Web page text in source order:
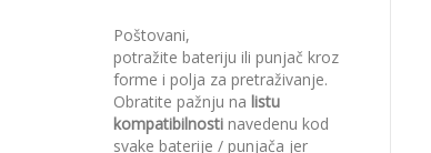
Poštovani,
potražite bateriju ili punjač kroz
forme i polja za pretraživanje.
Obratite pažnju na listu
kompatibilnosti navedenu kod
svake baterije / punjača jer